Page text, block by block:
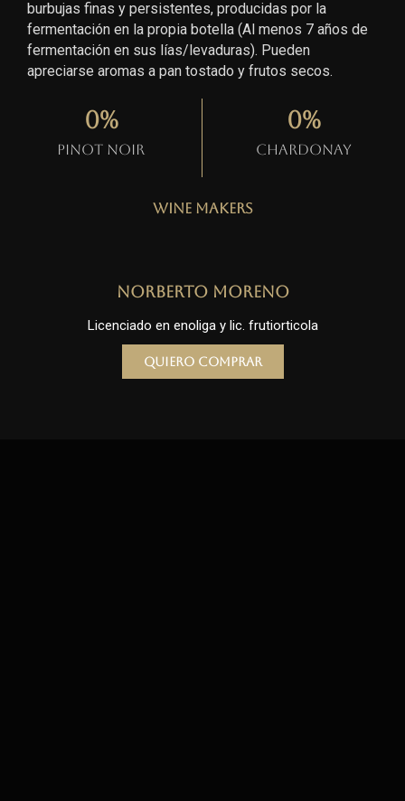
burbujas finas y persistentes, producidas por la
fermentación en la propia botella (Al menos 7 años de
fermentación en sus lías/levaduras). Pueden
apreciarse aromas a pan tostado y frutos secos.
Pinot Noir
0%
Chardonay
0%
Wine Makers
Norberto Moreno
Licenciado en enoliga y lic. frutiorticola
Quiero comprar